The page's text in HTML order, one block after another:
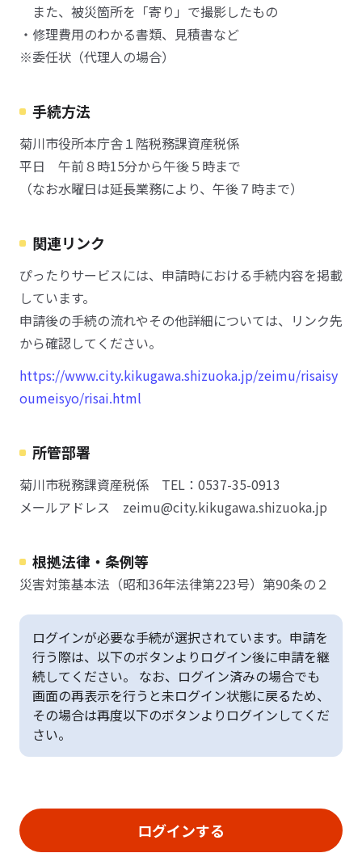
また、被災箇所を「寄り」で撮影したもの
・修理費用のわかる書類、見積書など
※委任状（代理人の場合）
手続方法
菊川市役所本庁舎１階税務課資産税係
平日 午前８時15分から午後５時まで
（なお水曜日は延長業務により、午後７時まで）
関連リンク
ぴったりサービスには、申請時における手続内容を掲載
しています。
申請後の手続の流れやその他詳細については、リンク先
から確認してください。
https://www.city.kikugawa.shizuoka.jp/zeimu/risaisy
oumeisyo/risai.html
所管部署
菊川市税務課資産税係 TEL：0537-35-0913
メールアドレス zeimu@city.kikugawa.shizuoka.jp
根拠法律・条例等
災害対策基本法（昭和36年法律第223号）第90条の２
ログインが必要な手続が選択されています。申請を
行う際は、以下のボタンよりログイン後に申請を継
続してください。 なお、ログイン済みの場合でも
画面の再表示を行うと未ログイン状態に戻るため、
その場合は再度以下のボタンよりログインしてくだ
さい。